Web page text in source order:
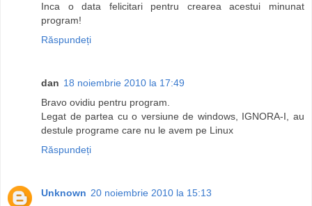
Inca o data felicitari pentru crearea acestui minunat
program!
Răspundeți
dan 18 noiembrie 2010 la 17:49
Bravo ovidiu pentru program.
Legat de partea cu o versiune de windows, IGNORA-I, au
destule programe care nu le avem pe Linux
Răspundeți
Unknown 20 noiembrie 2010 la 15:13